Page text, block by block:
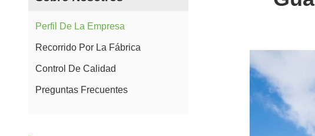
Perfil De La Empresa
Recorrido Por La Fábrica
Control De Calidad
Preguntas Frecuentes